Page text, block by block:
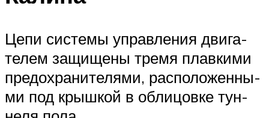
Цепи системы управления двига­
телем защищены тремя плавкими
предохранителями, расположенны­
ми под крышкой в облицовке тун­